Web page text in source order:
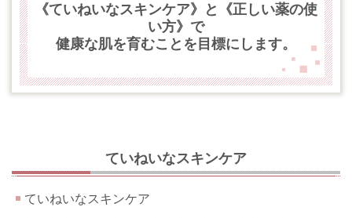
《ていねいなスキンケア》と《正しい薬の使
い方》で
健康な肌を育むことを目標にします。
ていねいなスキンケア
ていねいなスキンケア